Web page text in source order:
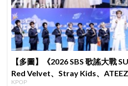
【多圖】《2026 SBS 歌謠大戰
Red Velvet、Stray Kids、
KPOP